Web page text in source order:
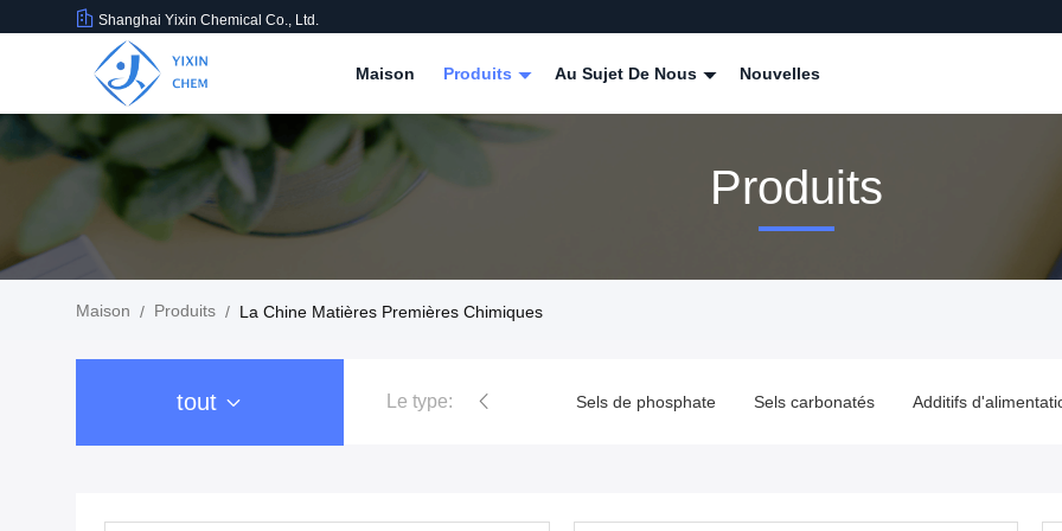
Shanghai Yixin Chemical Co., Ltd.
Maison Produits Au Sujet De Nous Nouvelles
Produits
Maison / Produits / La Chine Matières Premières Chimiques
tout Le type:
Sels de nitrate Sels de phosphate Sels carbonatés Additifs d'alimentation